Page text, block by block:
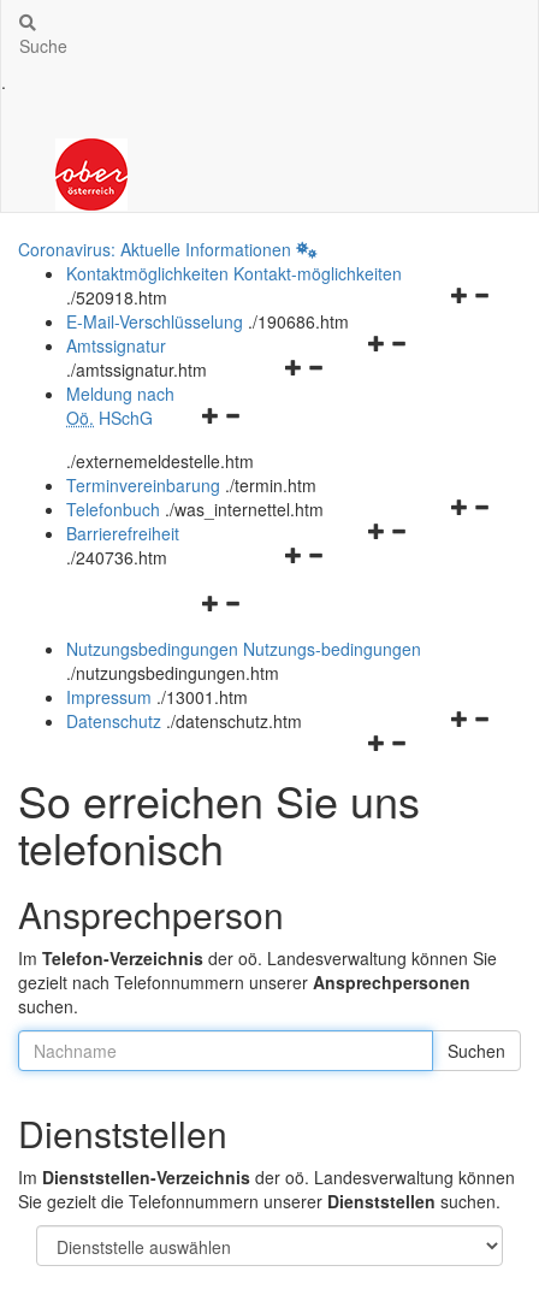
Suche
.
Coronavirus: Aktuelle Informationen
Kontaktmöglichkeiten Kontakt-möglichkeiten
./520918.htm
Navigationsmenü
E-Mail-Verschlüsselung ./190686.htm
Navigationsmenü
Amtssignatur
./amtssignatur.htm
Navigationsmenü
und
schließen
Meldung nach
Oö. HSchG
./externemeldestelle.htm
Terminvereinbarung ./termin.htm
Navigationsmenü
Telefonbuch ./was_internettel.htm
Navigationsmenü
Barrierefreiheit
./240736.htm
Navigationsmenü
und
schließen
Nutzungsbedingungen Nutzungs-bedingungen
./nutzungsbedingungen.htm
Impressum ./13001.htm
Navigationsmenü
und
schließen
Datenschutz ./datenschutz.htm
So erreichen Sie uns
telefonisch
Ansprechperson
Im Telefon-Verzeichnis der oö. Landesverwaltung können Sie
gezielt nach Telefonnummern unserer Ansprechpersonen
suchen.
Nachname:
Dienststellen
Im Dienststellen-Verzeichnis der oö. Landesverwaltung können
Sie gezielt die Telefonnummern unserer Dienststellen suchen.